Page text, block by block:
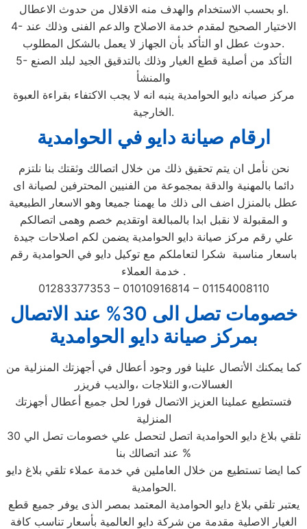
او بحسب الاستخدام والهدف منه الاقلال من حدوث الاعطال.
4- الاختيار الصحيح لمقدم خدمة الاصلاح والدعم الفنى وذلك عند
حدوث عطل او التأكد بأن الجهاز لا يعمل بالشكل المطلوب.
5- التأكد من أصلية قطع الغيار وذلك بالتدقيق الجيد لبلد الصنع
والمنشأ
مركز صيانه دايو الحوامدية ينبه انه لا يجب الاكتفاء بقراءة العبوة
الخارجية.
ارقام صيانة دايو في الحوامدية
نحن نأمل ان يتم تحقيق ذلك من خلال اتصالك وثقتك بنا نلتزم
دائما بالمهنية والدقة بمجموعة من الفنيين المحترفين لصيانة اى
عطل بالمنزل اضف الى ذلك ما يهمنا جميعا وهو الاسعار الطبيعية
و المقبولة لا نقبل ابدا بالمبالغة اوتقديم خصم وهمى اتصالكم
علي رقم مركز صيانة دايو الحوامدية يضمن لكم اصلاحات جيدة
باسعار مناسبة شكرا لتعاملكم مع توكيل دايو في الحوامدية رقم
خدمة العملاء .
01283377353 – 01010916814 – 01154008110
خصومات تصل الى 30% عند الاتصال
بمركز صيانة دايو الحوامدية
كما يمكنك الأتصال علينا فور وجود أعطال في أجهزتك المنزلية من
الغسالات،و الثلاجات ،والديب فريزر
فتستطيع عملينا العزيز الاتصال فورا لحل جميع أعطال أجهزتك
المنزلية
تلقي بلاغ دايو الحوامدية اتصل لتحصل علي خصومات تصل الي 30
% عند اتصالك بنا
كما ايضا تستطيع من خلال العاملين في خدمة عملاء تلقي بلاغ دايو
الحوامدية.
يعتبر تلقي بلاغ دايو الحوامدية المعتمد بمصر الذى يوفر جميع قطع
الغيار الاصلية مقدمة من شركة دايو العالمية بأسعار تناسب كافة